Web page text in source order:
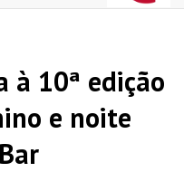
à 10ª edição
e noite